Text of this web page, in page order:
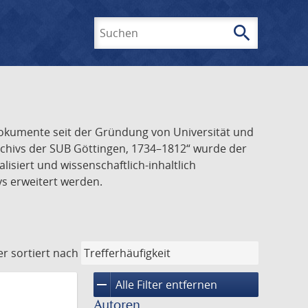
search
seit der Gründung von Universität und
der SUB Göttingen, 1734–1812“ wurde der
und wissenschaftlich-inhaltlich
erweitert werden.
sortiert nach
remove Alle Filter entfernen